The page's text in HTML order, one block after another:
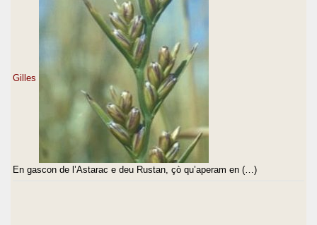
Gilles
En gascon de l’Astarac e deu Rustan, çò qu’aperam en (…)